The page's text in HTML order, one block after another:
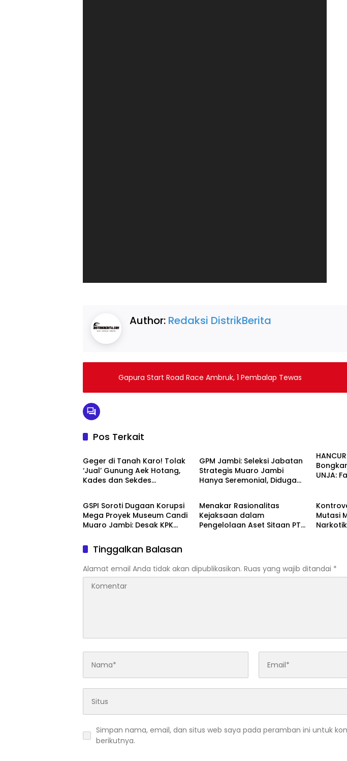
Author: Redaksi DistrikBerita
Gapura Start Road Race Ambruk, 1 Pembalap Tewas
Pos Terkait
DAERAH
Geger di Tanah Karo! Tolak
‘Jual’ Gunung Aek Hotang,
Kades dan Sekdes
GPM Jambi: Seleksi Jabatan
Strategis Muaro Jambi
Hanya Seremonial, Diduga
UNJA:
BREAKING NEWS
GSPI Soroti Dugaan Korupsi
Mega Proyek Museum Candi
Muaro Jambi: Desak KPK
Kepala Balai
HUKUM DAN KRIMINAL
Menakar Rasionalitas
Kejaksaan dalam
Pengelolaan Aset Sitaan PT
Mutasi
Tinggalkan Balasan
Alamat email Anda tidak akan dipublikasikan. Ruas yang wajib ditandai *
Simpan nama, email, dan situs web saya pada peramban ini untuk
berikutnya.